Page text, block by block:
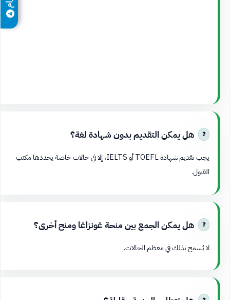
هل يمكن التقديم بدون شهادة لغة؟
يجب تقديم شهادة TOEFL أو IELTS، إلا في حالات خاصة يحددها مكتب
القبول.
هل يمكن الجمع بين منحة غونزاغا ومنح أخرى؟
لا يُسمح بذلك في معظم الحالات.